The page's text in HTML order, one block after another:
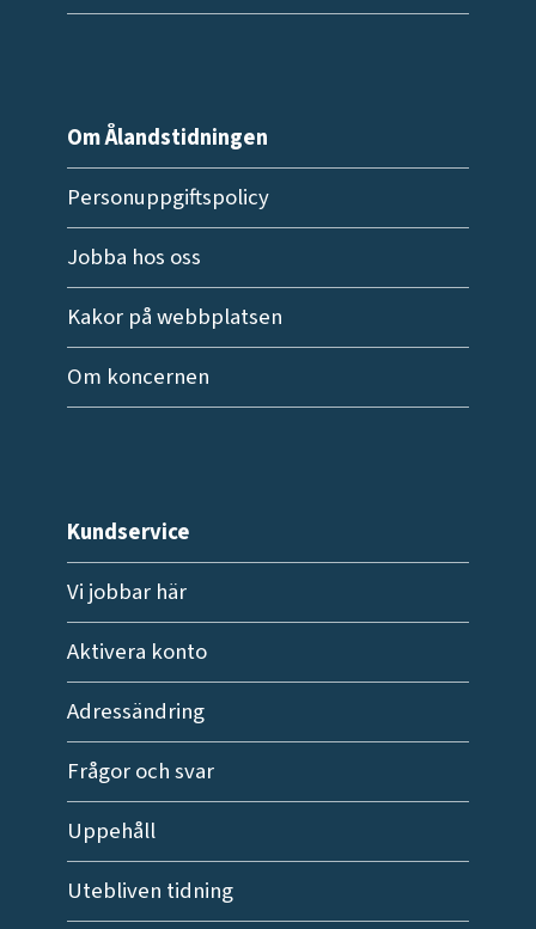
Om Ålandstidningen
Personuppgiftspolicy
Jobba hos oss
Kakor på webbplatsen
Om koncernen
Kundservice
Vi jobbar här
Aktivera konto
Adressändring
Frågor och svar
Uppehåll
Utebliven tidning